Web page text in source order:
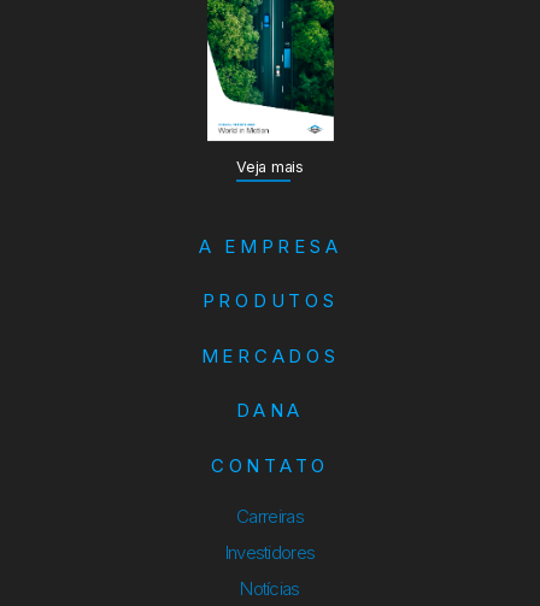
Veja mais
A EMPRESA
PRODUTOS
MERCADOS
DANA
CONTATO
Carreiras
Investidores
Notícias